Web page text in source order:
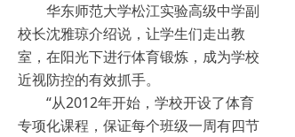
华东师范大学松江实验高级中学副
校长沈雅琼介绍说，让学生们走出教
室，在阳光下进行体育锻炼，成为学校
近视防控的有效抓手。
“从2012年开始，学校开设了体育
专项化课程，保证每个班级一周有四节